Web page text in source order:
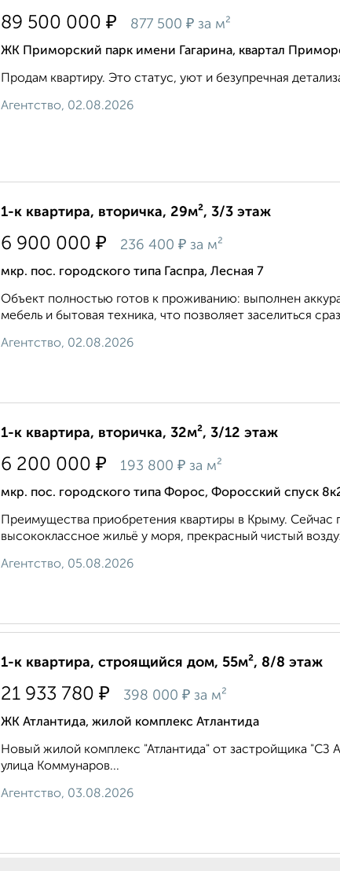
89 500 000 ₽ 877 500 ₽ за м²
ЖК Приморский парк имени Гагарина, квартал
Продам квартиру. Это статус, уют и безупречная
Агентство, 02.08.2026
1-к квартира, вторичка, 29м², 3/3 этаж
6 900 000 ₽ 236 400 ₽ за м²
мкр. пос. городского типа Гаспра, Лесная 7
Объект полностью готов к проживанию: выполнен
мебель и бытовая техника, что позволяет заселиться
Агентство, 02.08.2026
1-к квартира, вторичка, 32м², 3/12 этаж
6 200 000 ₽ 193 800 ₽ за м²
мкр. пос. городского типа Форос, Форосский спуск
Преимущества приобретения квартиры в Крыму. Сейчас
высококлассное жильё у моря, прекрасный чистый
Агентство, 05.08.2026
1-к квартира, строящийся дом, 55м², 8/8 этаж
21 933 780 ₽ 398 000 ₽ за м²
ЖК Атлантида, жилой комплекс Атлантида
Новый жилой комплекс "Атлантида" от застройщика "СЗ
улица Коммунаров...
Агентство, 03.08.2026